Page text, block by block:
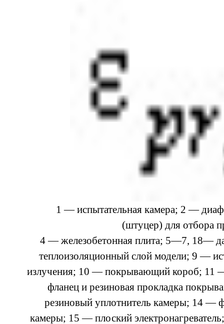
1 — испытательная камера; 2 —
(штуцер) для отбора
4 — железобетонная плита; 5—7, 18—
теплоизоляционный слой модели; 9 —
излучения; 10 — покрывающий короб; 11
фланец и резиновая прокладка
резиновый уплотнитель камеры; 14 —
камеры; 15 — плоский